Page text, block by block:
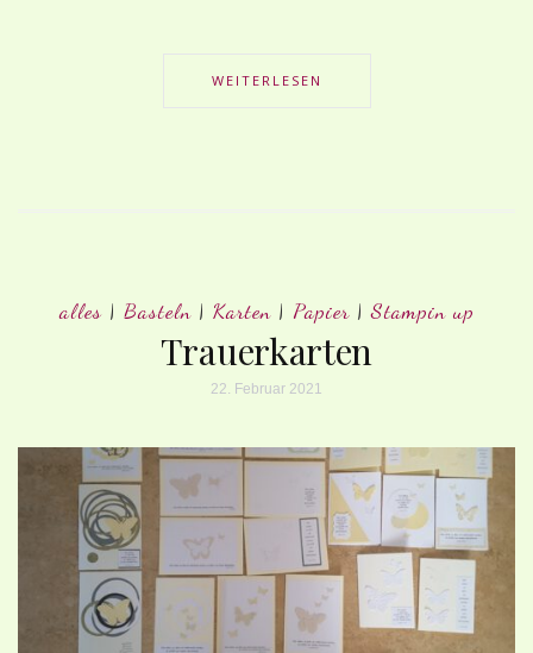
WEITERLESEN
alles| Basteln| Karten| Papier|Stampin up
Trauerkarten
22. Februar 2021